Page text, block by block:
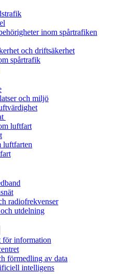
inom spårtrafiken
och driftsäkerhet
spårtrafik
och miljö
luftfart
luftfarten
radiofrekvenser
utdelning
för information
förmedling av data
intelligens